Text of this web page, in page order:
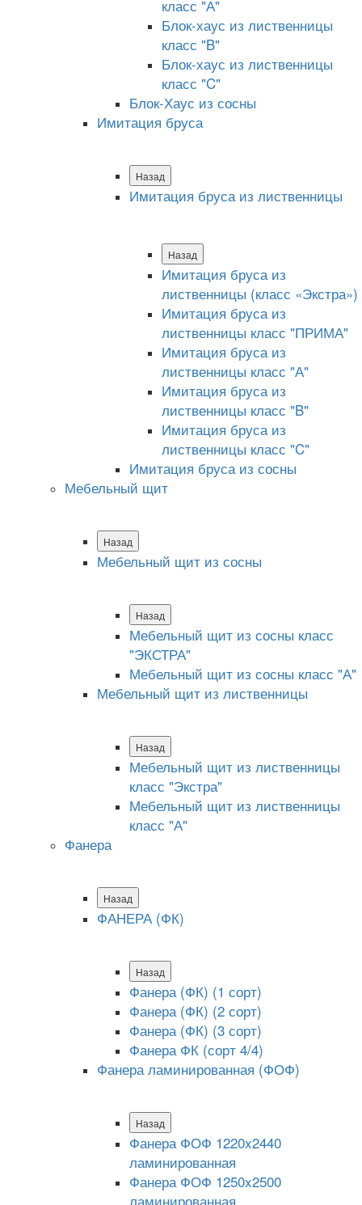
класс "А"
Блок-хаус из лиственницы
класс "B"
Блок-хаус из лиственницы
класс "C"
Блок-Хаус из сосны
Имитация бруса
Назад
Имитация бруса из лиственницы
Назад
Имитация бруса из
лиственницы (класс «Экстра»)
Имитация бруса из
лиственницы класс "ПРИМА"
Имитация бруса из
лиственницы класс "А"
Имитация бруса из
лиственницы класс "B"
Имитация бруса из
лиственницы класс "C"
Имитация бруса из сосны
Мебельный щит
Назад
Мебельный щит из сосны
Назад
Мебельный щит из сосны класс
"ЭКСТРА"
Мебельный щит из сосны класс "А"
Мебельный щит из лиственницы
Назад
Мебельный щит из лиственницы
класс "Экстра"
Мебельный щит из лиственницы
класс "А"
Фанера
Назад
ФАНЕРА (ФК)
Назад
Фанера (ФК) (1 сорт)
Фанера (ФК) (2 сорт)
Фанера (ФК) (3 сорт)
Фанера ФК (сорт 4/4)
Фанера ламинированная (ФОФ)
Назад
Фанера ФОФ 1220x2440
ламинированная
Фанера ФОФ 1250x2500
ламинированная